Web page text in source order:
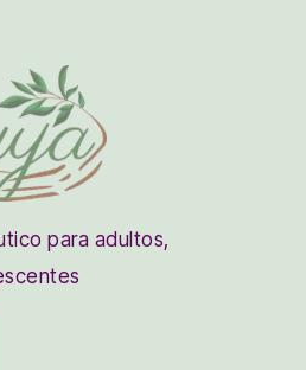
para adultos,